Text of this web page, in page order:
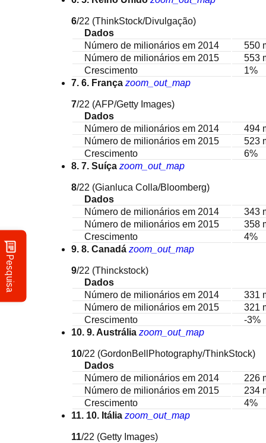
Pesquisa
6/22 (ThinkStock/Divulgação)
Dados
Número de milionários em 2014
550
Número de milionários em 2015
553
Crescimento
1%
7. 6. França zoom_out_map
7/22 (AFP/Getty Images)
Dados
Número de milionários em 2014
494
Número de milionários em 2015
523
Crescimento
6%
8. 7. Suíça zoom_out_map
8/22 (Gianluca Colla/Bloomberg)
Dados
Número de milionários em 2014
343
Número de milionários em 2015
358
Crescimento
4%
9. 8. Canadá zoom_out_map
9/22 (Thinckstock)
Dados
Número de milionários em 2014
331
Número de milionários em 2015
321
Crescimento
-3%
10. 9. Austrália zoom_out_map
10/22 (GordonBellPhotography/ThinkStock)
Dados
Número de milionários em 2014
226
Número de milionários em 2015
234
Crescimento
4%
11. 10. Itália zoom_out_map
11/22 (Getty Images)